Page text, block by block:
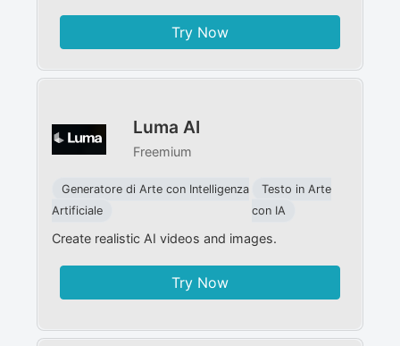
Try Now
Luma AI
Freemium
Generatore di Arte con Intelligenza
Artificiale
Testo in Arte
con IA
Create realistic AI videos and images.
Try Now